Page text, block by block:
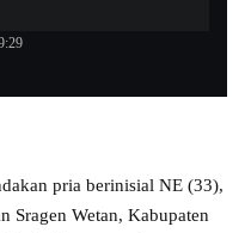
pria berinisial NE (33),
Sragen Wetan, Kabupaten